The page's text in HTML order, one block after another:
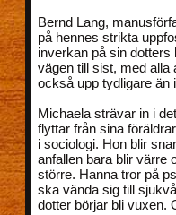
Bernd Lang,
på hennes strikta
inverkan på sin
vägen till sist, med alla
också upp tydligare än i
Michaela strävar in i
flyttar från sina
i sociologi. Hon blir
anfallen bara blir värre
större. Hanna tror på
ska vända sig till
dotter börjar bli vuxen.